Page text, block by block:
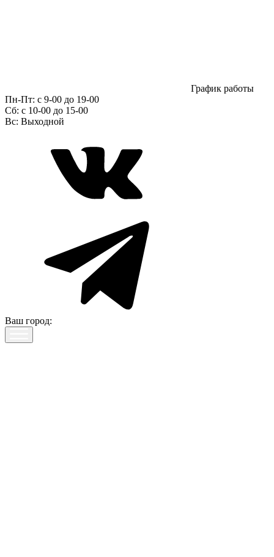
График работы
Пн-Пт: с 9-00 до 19-00
Сб: c 10-00 до 15-00
Вс: Выходной
Ваш город: